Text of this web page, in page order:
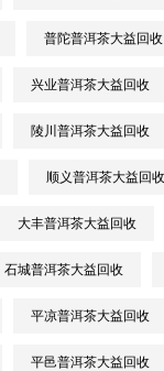
普陀普洱茶大益回收
兴业普洱茶大益回收
陵川普洱茶大益回收
顺义普洱茶大益回收
大丰普洱茶大益回收
石城普洱茶大益回收
平凉普洱茶大益回收
平邑普洱茶大益回收